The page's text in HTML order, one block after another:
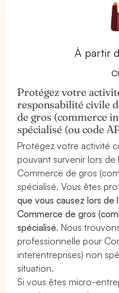
À partir
Protégez votre
responsabilité civile
de gros (commerce
spécialisé (ou code
Protégez votre activité
pouvant survenir lors de
Commerce de gros
spécialisé. Vous êtes
que vous causez lors
Commerce de gros
spécialisé. Nous
professionnelle pour
interentreprises) non
situation.
Si vous êtes micro-